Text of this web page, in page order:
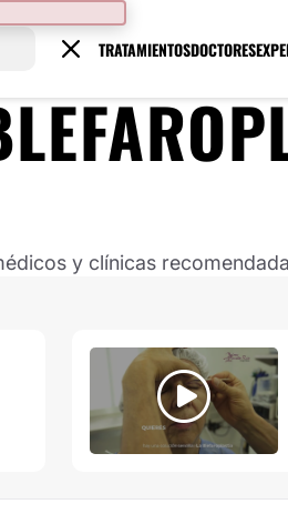
TRATAMIENTOSDOCTORES
y clínicas